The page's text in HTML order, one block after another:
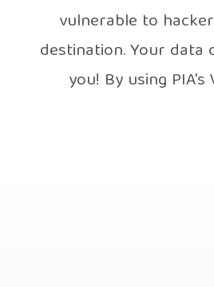
vulnerable to
destination. Your data
you! By using